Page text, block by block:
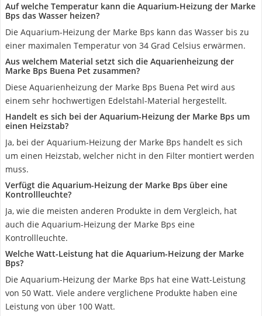
Auf welche Temperatur kann die Aquarium-Heizung der Marke
Bps das Wasser heizen?
Die Aquarium-Heizung der Marke Bps kann das Wasser bis zu
einer maximalen Temperatur von 34 Grad Celsius erwärmen.
Aus welchem Material setzt sich die Aquarienheizung der
Marke Bps Buena Pet zusammen?
Diese Aquarienheizung der Marke Bps Buena Pet wird aus
einem sehr hochwertigen Edelstahl-Material hergestellt.
Handelt es sich bei der Aquarium-Heizung der Marke Bps um
einen Heizstab?
Ja, bei der Aquarium-Heizung der Marke Bps handelt es sich
um einen Heizstab, welcher nicht in den Filter montiert werden
muss.
Verfügt die Aquarium-Heizung der Marke Bps über eine
Kontrollleuchte?
Ja, wie die meisten anderen Produkte in dem Vergleich, hat
auch die Aquarium-Heizung der Marke Bps eine
Kontrollleuchte.
Welche Watt-Leistung hat die Aquarium-Heizung der Marke
Bps?
Die Aquarium-Heizung der Marke Bps hat eine Watt-Leistung
von 50 Watt. Viele andere verglichene Produkte haben eine
Leistung von über 100 Watt.